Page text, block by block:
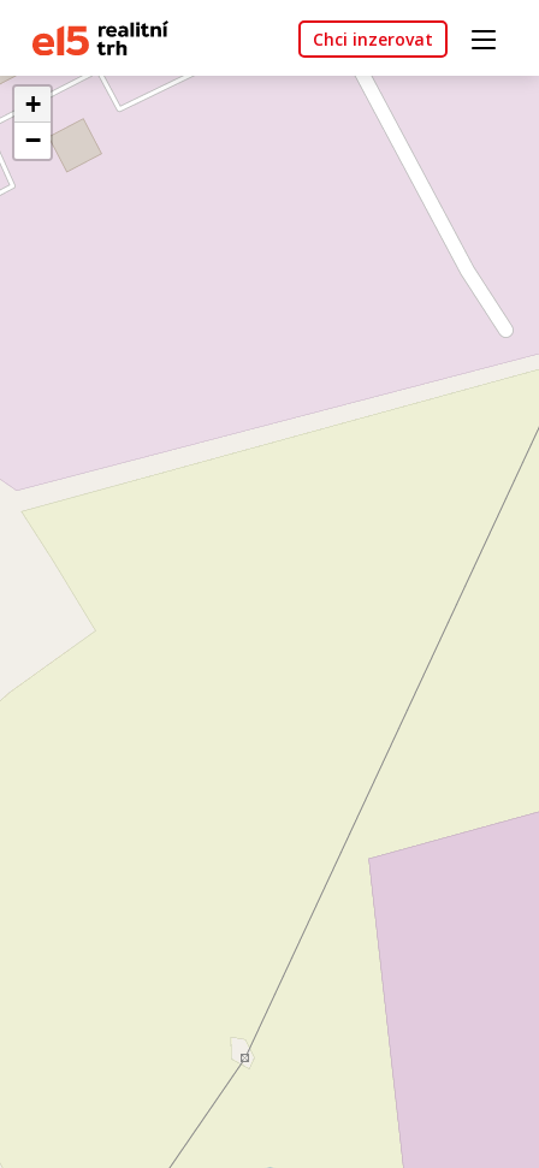
Chci inzerovat
+
−